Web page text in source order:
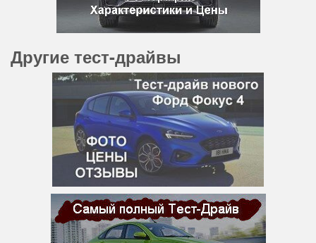
Другие тест-драйвы